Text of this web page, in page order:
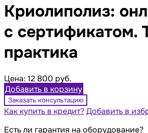
Криолиполиз:
с сертификатом.
практика
Цена: 12 800 руб.
Добавить в корзину
Заказать консультацию
Как купить в кредит?Добавить в
Есть ли гарантия на оборудование?